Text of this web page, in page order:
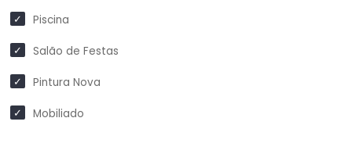
Piscina
Salão de Festas
Pintura Nova
Mobiliado